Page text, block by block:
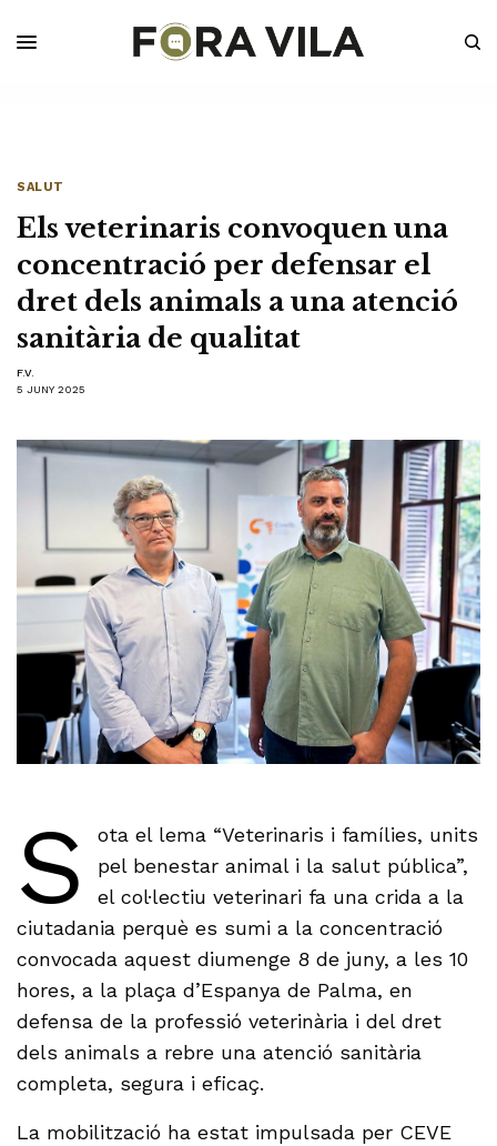
SALUT
Els veterinaris convoquen una
concentració per defensar el
dret dels animals a una atenció
sanitària de qualitat
F.V.
5 JUNY 2025
S
ota el lema “Veterinaris i famílies, units
pel benestar animal i la salut pública”,
el col·lectiu veterinari fa una crida a la
ciutadania perquè es sumi a la concentració
convocada aquest diumenge 8 de juny, a les 10
hores, a la plaça d’Espanya de Palma, en
defensa de la professió veterinària i del dret
dels animals a rebre una atenció sanitària
completa, segura i eficaç.
La mobilització ha estat impulsada per CEVE